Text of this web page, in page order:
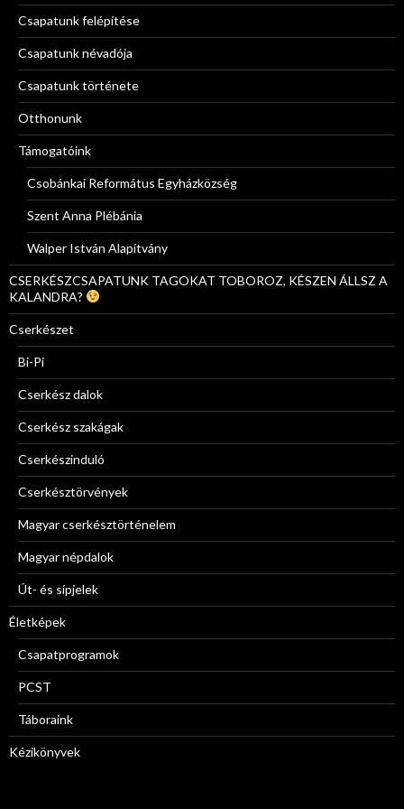
Csapatunk felépítése
Csapatunk névadója
Csapatunk története
Otthonunk
Támogatóink
Csobánkai Református Egyházközség
Szent Anna Plébánia
Walper István Alapítvány
CSERKÉSZCSAPATUNK TAGOKAT TOBOROZ, KÉSZEN ÁLLSZ A
KALANDRA?
Cserkészet
Bi-Pi
Cserkész dalok
Cserkész szakágak
Cserkészinduló
Cserkésztörvények
Magyar cserkésztörténelem
Magyar népdalok
Út- és sípjelek
Életképek
Csapatprogramok
PCST
Táboraink
Kézikönyvek